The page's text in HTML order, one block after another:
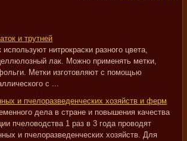
и трутней
нитрокраски разного цвета,
лак. Можно применять метки,
Метки изготовляют с помощью
с ...
и пчелоразведенческих хозяйств и ферм
дела в стране и повышения качества
пчеловодства 1 раз в 3 года проводят
и пчелоразведенческих хозяйств. Для